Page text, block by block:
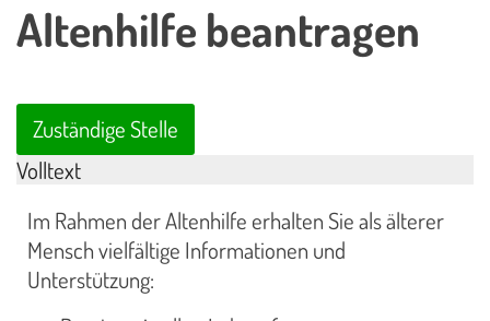
Altenhilfe beantragen
Zuständige Stelle
Volltext
Im Rahmen der Altenhilfe erhalten Sie als älterer
Mensch vielfältige Informationen und
Unterstützung: